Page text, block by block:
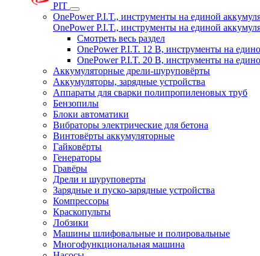
PIT
OnePower P.I.T., инструменты на единой
OnePower P.I.T., инструменты на единой
Смотреть весь раздел
OnePower P.I.T. 12 В, инструменты на
OnePower P.I.T. 20 В, инструменты на
Аккумуляторные дрели-шуруповёрты
Аккумуляторы, зарядные устройства
Аппараты для сварки полипропиленовых труб
Бензопилы
Блоки автоматики
Вибраторы электрические для бетона
Винтовёрты аккумуляторные
Гайковёрты
Генераторы
Гравёры
Дрели и шуруповерты
Зарядные и пуско-зарядные устройства
Компрессоры
Краскопульты
Лобзики
Машины шлифовальные и полировальные
Многофункциональная машина